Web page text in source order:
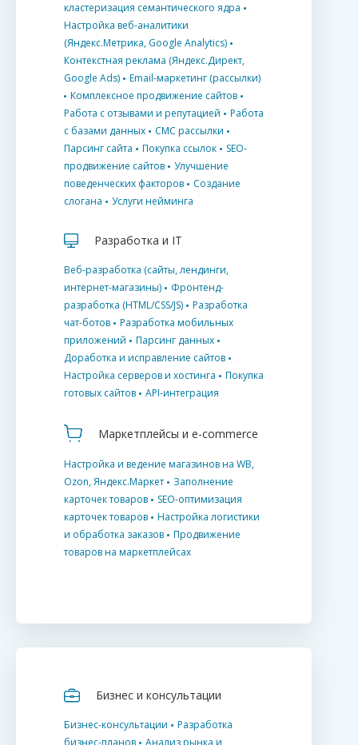
кластеризация семантического ядра
Настройка веб-аналитики
(Яндекс.Метрика, Google Analytics)
Контекстная реклама (Яндекс.Директ,
Google Ads)
Email-маркетинг (рассылки)
Комплексное продвижение сайтов
Работа с отзывами и репутацией
Работа
с базами данных
СМС рассылки
Парсинг сайта
Покупка ссылок
SEO-
продвижение сайтов
Улучшение
поведенческих факторов
Создание
слогана
Услуги нейминга
Разработка и IT
Веб-разработка (сайты, лендинги,
интернет-магазины)
Фронтенд-
разработка (HTML/CSS/JS)
Разработка
чат-ботов
Разработка мобильных
приложений
Парсинг данных
Доработка и исправление сайтов
Настройка серверов и хостинга
Покупка
готовых сайтов
API-интеграция
Маркетплейсы и e-commerce
Настройка и ведение магазинов на WB,
Ozon, Яндекс.Маркет
Заполнение
карточек товаров
SEO-оптимизация
карточек товаров
Настройка логистики
и обработка заказов
Продвижение
товаров на маркетплейсах
Бизнес и консультации
Бизнес-консультации
Разработка
бизнес-планов
Анализ рынка и